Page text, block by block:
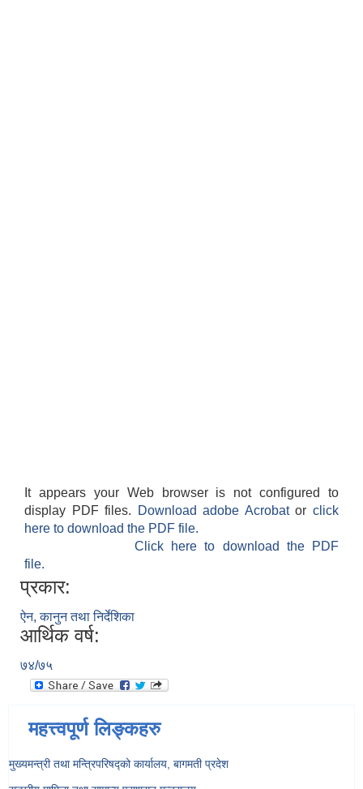
It appears your Web browser is not configured to
display PDF files.
Download adobe Acrobatorclick
here to download the PDF file.
Click here to download the PDF
file.
प्रकार:
ऐन, कानुन तथा निर्देशिका
आर्थिक वर्ष:
७४/७५
महत्त्वपूर्ण लिङ्कहरु
मुख्यमन्त्री तथा मन्त्रिपरिषद्को कार्यालय, बागमती प्रदेश